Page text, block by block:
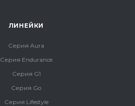
ЛИНЕЙКИ
Серия Aura
Серия Endurance
Серия G1
Серия Go
Серия Lifestyle